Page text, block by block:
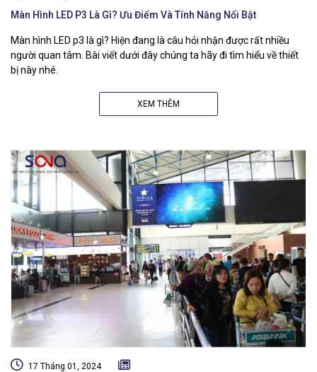
Màn Hình LED P3 Là Gì? Ưu Điểm Và Tính Năng Nổi Bật
Màn hình LED p3 là gì? Hiện đang là câu hỏi nhận được rất nhiều
người quan tâm. Bài viết dưới đây chúng ta hãy đi tìm hiểu về thiết
bị này nhé.
XEM THÊM
17 Tháng 01, 2024